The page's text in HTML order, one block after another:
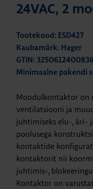
24VAC, 2
Tootekood: ESD427
Kaubamärk: Hager
GTIN: 3250612400836
Minimaalne pakendi
Moodulkontaktor on
ventilatsiooni ja
juhtimiseks elu-, äri-
poolusega
kontaktide
kontaktorit nii
juhtimis-,
Kontaktor on